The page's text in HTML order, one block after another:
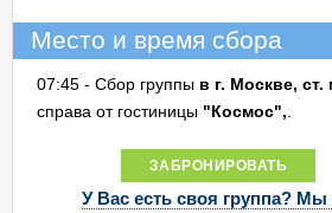
Место и время сбора
07:45 - Сбор группы в г. Москве,
справа от гостиницы "Космос",
ЗАБРОНИРОВАТЬ
У Вас есть своя группа? Мы